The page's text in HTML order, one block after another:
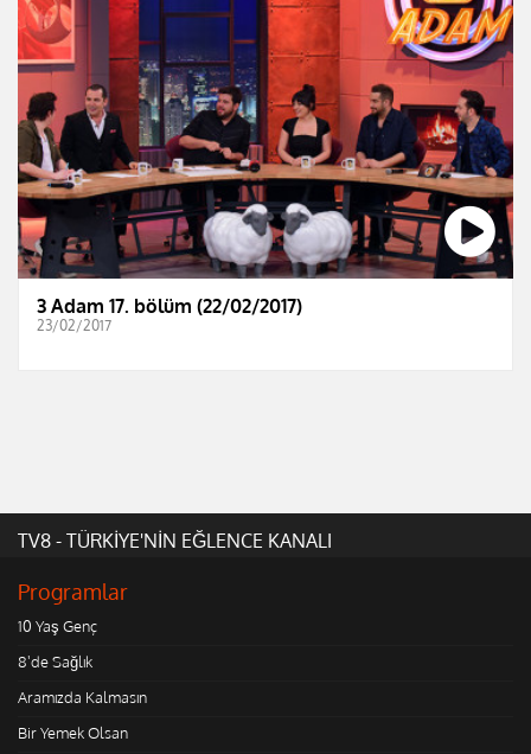
3 Adam 17. bölüm (22/02/2017)
23/02/2017
TV8 - TÜRKİYE'NİN EĞLENCE KANALI
Programlar
10 Yaş Genç
8'de Sağlık
Aramızda Kalmasın
Bir Yemek Olsan